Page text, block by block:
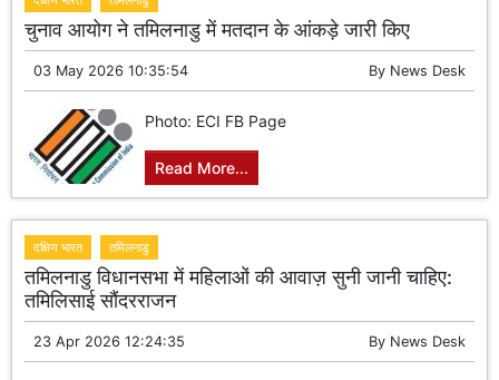
चुनाव आयोग ने तमिलनाडु में मतदान के आंकड़े जारी किए
03 May 2026 10:35:54 By News Desk
Photo: ECI FB Page
Read More...
दक्षिण भारत तमिलनाडु
तमिलनाडु विधानसभा में महिलाओं की आवाज़ सुनी जानी चाहिए:
तमिलिसाई सौंदरराजन
23 Apr 2026 12:24:35 By News Desk